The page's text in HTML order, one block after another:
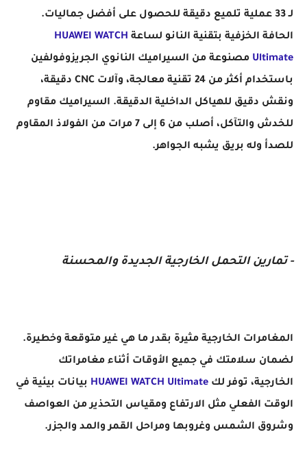
لـ 33 عملية تلميع دقيقة للحصول على أفضل جماليات.
الحافة الخزفية بتقنية النانو لساعة HUAWEI WATCH
Ultimate مصنوعة من السيراميك النانوي الجريزوفولفين
باستخدام أكثر من 24 تقنية معالجة، وآلات CNC دقيقة،
ونقش دقيق للهياكل الداخلية الدقيقة. السيراميك مقاوم
للخدش والتآكل، أصلب من 6 إلى 7 مرات من الفولاذ المقاوم
للصدأ وله بريق يشبه الجواهر.
- تمارين التحمل الخارجية الجديدة والمحسنة
المغامرات الخارجية مثيرة بقدر ما هي غير متوقعة وخطيرة.
لضمان سلامتك في جميع الأوقات أثناء مغامراتك
الخارجية، توفر لك HUAWEI WATCH Ultimate بيانات بيئية في
الوقت الفعلي مثل الارتفاع ومقياس التحذير من العواصف
وشروق الشمس وغروبها ومراحل القمر والمد والجزر.